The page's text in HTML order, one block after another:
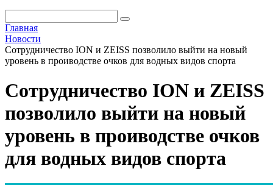
Главная
Новости
Сотрудничество ION и ZEISS позволило выйти на новый
уровень в проиводстве очков для водных видов спорта
Сотрудничество ION и ZEISS
позволило выйти на новый
уровень в проиводстве очков
для водных видов спорта